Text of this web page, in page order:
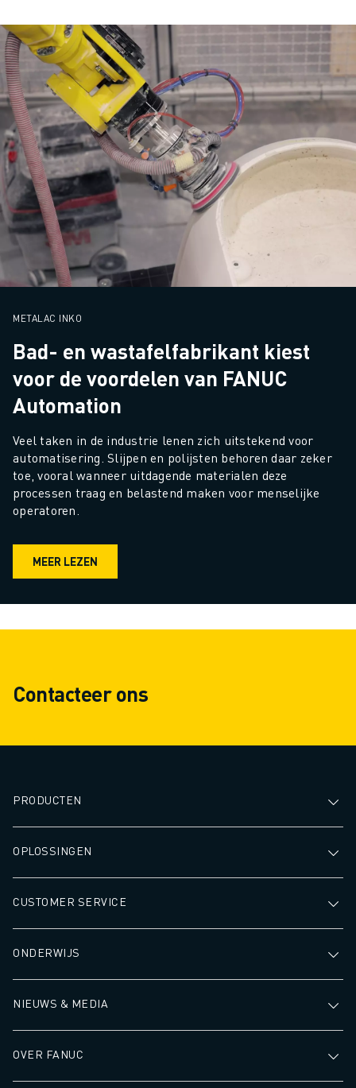
METALAC INKO
Bad- en wastafelfabrikant kiest
voor de voordelen van FANUC
Automation
Veel taken in de industrie lenen zich uitstekend voor
automatisering. Slijpen en polijsten behoren daar zeker
toe, vooral wanneer uitdagende materialen deze
processen traag en belastend maken voor menselijke
operatoren.
MEER LEZEN
Contacteer ons
PRODUCTEN
OPLOSSINGEN
CUSTOMER SERVICE
ONDERWIJS
NIEUWS & MEDIA
OVER FANUC